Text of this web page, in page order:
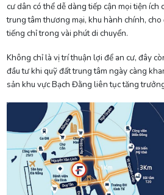
cư dân có thể dễ dàng tiếp cận mọi tiện ích
trung tâm thương mại, khu hành chính, cho
tiếng chỉ trong vài phút di chuyển.
Không chỉ là vị trí thuận lợi để an cư, đây
đầu tư khi quỹ đất trung tâm ngày càng
sản khu vực Bạch Đằng liên tục tăng